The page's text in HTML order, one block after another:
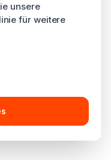
unsere
für weitere